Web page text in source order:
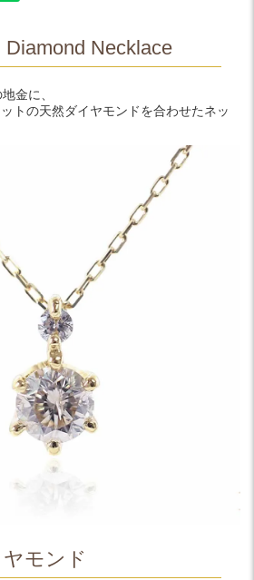
Diamond Necklace
金に、
トの天然ダイヤモンドを合わせたネッ
モンド